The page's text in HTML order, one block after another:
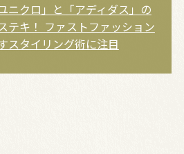
ニクロ」と「アディダス」の
テキ！ ファストファッション
スタイリング術に注目